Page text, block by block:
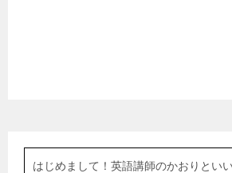
はじめまして！英語講師のかおりとい